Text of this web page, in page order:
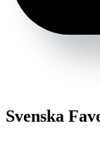
Svenska